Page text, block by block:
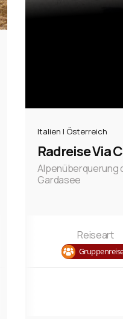
Italien | Österreich
Radreise Via
Alpenüberquerung
Gardasee
Reiseart